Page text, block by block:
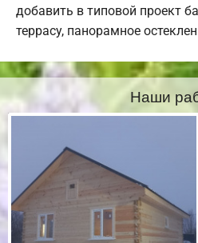
добавить в типовой проект
террасу, панорамное
Наши